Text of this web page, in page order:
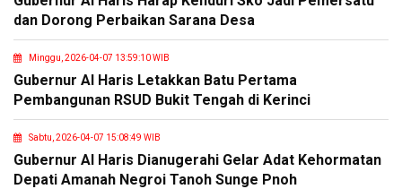
dan Dorong Perbaikan Sarana Desa
Minggu, 2026-04-07 13:59:10 WIB
Gubernur Al Haris Letakkan Batu Pertama
Pembangunan RSUD Bukit Tengah di Kerinci
Sabtu, 2026-04-07 15:08:49 WIB
Gubernur Al Haris Dianugerahi Gelar Adat Kehormatan
Depati Amanah Negroi Tanoh Sunge Pnoh